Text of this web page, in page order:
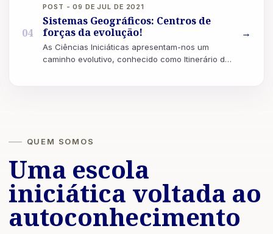
04
POST - 09 DE JUL DE 2021
Sistemas Geográficos: Centros de
forças da evolução!
As Ciências Iniciáticas apresentam-nos um
caminho evolutivo, conhecido como Itinerário de
→
QUEM SOMOS
Uma escola
iniciática voltada ao
autoconhecimento